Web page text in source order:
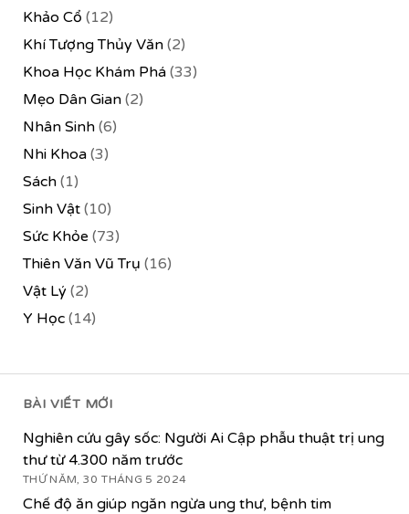
Khảo Cổ (12)
Khí Tượng Thủy Văn(2)
Khoa Học Khám Phá(33)
Mẹo Dân Gian(2)
Nhân Sinh(6)
Nhi Khoa(3)
Sách(1)
Sinh Vật(10)
Sức Khỏe (73)
Thiên Văn Vũ Trụ (16)
Vật Lý (2)
Y Học(14)
BÀI VIẾT MỚI
Nghiên cứu gây sốc: Người Ai Cập phẫu thuật trị ung
thư từ 4.300 năm trước
THỨ NĂM, 30 THÁNG 5 2024
Chế độ ăn giúp ngăn ngừa ung thư, bệnh tim